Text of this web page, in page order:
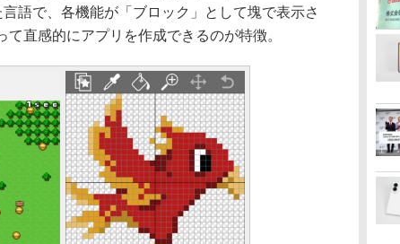
言語で、各機能が「ブロック」として塊で表示さ
直感的にアプリを作成できるのが特徴。